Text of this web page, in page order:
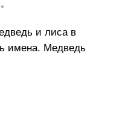
и лиса в
имена. Медведь